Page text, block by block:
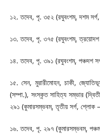
১২. তদেব, পৃ. ৩৫২ (রঘুবংশম্‌, দশম
১৩. তদেব, পৃ. ৩৭৫ (রঘুবংশম্,
১৪. তদেব, পৃ. ৩৯১ (রঘুবংশম্, পঞ্চদশ
১৫. সেন, মুরারীমোহন, চাকী,
(সম্পা.), সংস্কৃত সাহিত্য সম্ভার
২৯১ (কুমারসম্ভবম্, তৃতীয় সর্গ, শ্লোক
১৬. তদেব, পৃ. ২৯৭ (কুমারসম্ভবম্,